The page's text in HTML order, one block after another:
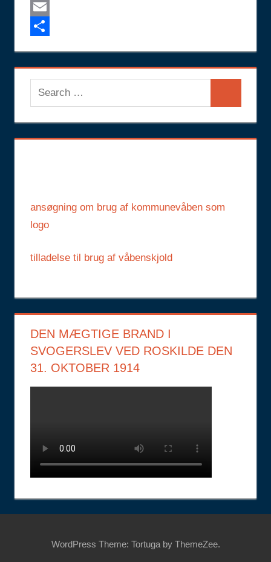
Facebook
Email
Search
for:
ansøgning om brug af kommunevåben som
logo
tilladelse til brug af våbenskjold
DEN MÆGTIGE BRAND I
SVOGERSLEV VED ROSKILDE DEN
31. OKTOBER 1914
WordPress Theme: Tortuga by ThemeZee.